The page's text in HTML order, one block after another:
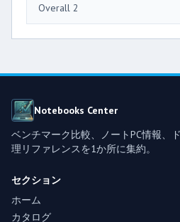
Overall 2
Notebooks Center
ベンチマーク比較、ノートPC情報、
理リファレンスを1か所に集約。
セクション
ホーム
カタログ